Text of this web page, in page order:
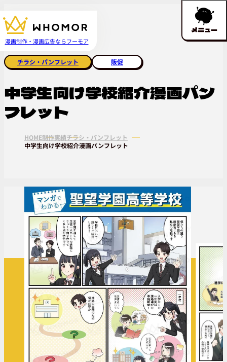
漫画制作・漫画広告ならフーモア
メニュー
チラシ・パンフレット 販促
中学生向け学校紹介漫画パン
フレット
HOME制作実績チラシ・パンフレット
中学生向け学校紹介漫画パンフレット